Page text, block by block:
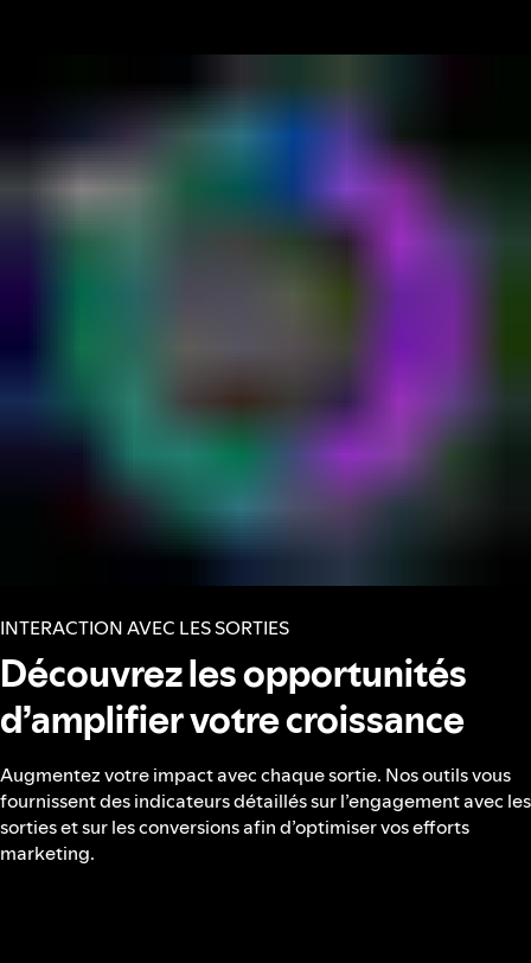
INTERACTION AVEC LES SORTIES
Découvrez les opportunités
d’amplifier votre croissance
Augmentez votre impact avec chaque sortie. Nos outils vous
fournissent des indicateurs détaillés sur l’engagement avec les
sorties et sur les conversions afin d’optimiser vos efforts
marketing.